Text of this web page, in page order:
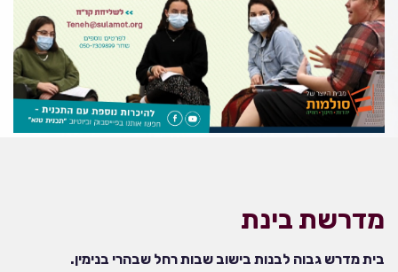
מדרשת בינת
בית מדרש גבוה לבנות בישוב שבות רחל שבהרי בנימין.